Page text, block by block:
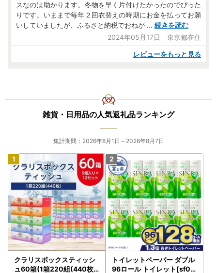
スなのは助かります。冬物を早く片付けたかったのでぴった
りです。いままで毎年２回衣替えの時期にお金を払ってお願
いしていましたが、ふるさと納税でおねが ... 続きを読む
2024年05月17日 東京都在住
レビューをもっと見る
雑貨・日用品の人気返礼品ランキング
集計期間：2026年8月1日～2026年8月7日
クラリスボックスティッシ
ュ60箱(1箱220組(440枚))
トイレットペーパー ダブル
96ロール トイレット[sf00